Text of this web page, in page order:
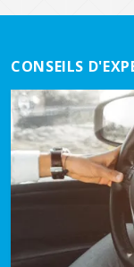
CONSEILS